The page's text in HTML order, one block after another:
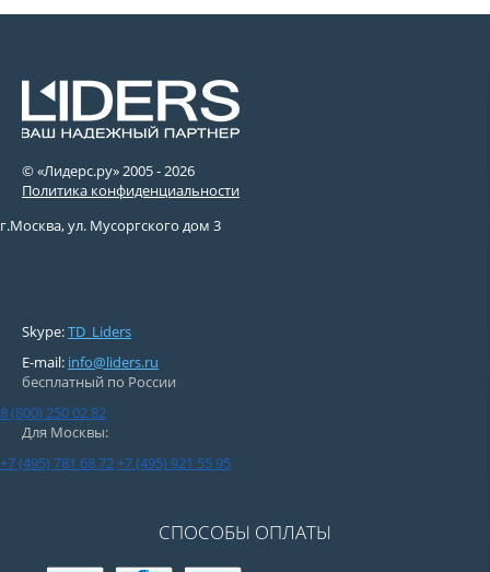
© «Лидерс.ру» 2005 -2026
Политика конфиденциальности
г.Москва, ул. Мусоргского дом 3
Skype:TD_Liders
E-mail: info@liders.ru
бесплатный по России
8 (800) 250 02 82
Для Москвы:
+7 (495) 781 68 72+7 (495) 921 55 95
СПОСОБЫ ОПЛАТЫ